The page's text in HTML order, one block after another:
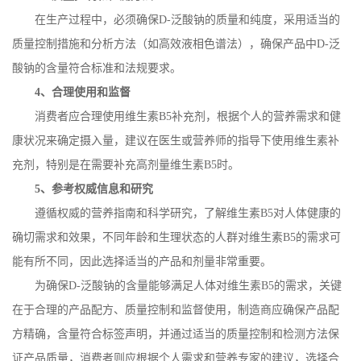
在生产过程中，必须确保D-泛酸钠的质量和纯度，采用适当的
质量控制措施和分析方法（如高效液相色谱法），确保产品中D-泛
酸钠的含量符合标准和法规要求。
4、合理使用和监督
消费者应合理使用维生素B5补充剂，根据个人的营养需求和健
康状况来确定摄入量，建议在医生或营养师的指导下使用维生素补
充剂，特别是在需要补充高剂量维生素B5时。
5、参考权威信息和研究
遵循权威的营养指南和科学研究，了解维生素B5对人体健康的
确切需求和效果，不同年龄和生理状态的人群对维生素B5的需求可
能有所不同，因此选择适当的产品和剂量非常重要。
为确保D-泛酸钠的含量能够满足人体对维生素B5的需求，关键
在于合理的产品配方、质量控制和监督使用，制造商应确保产品配
方精确，含量符合标签声明，并通过适当的质量控制和检测方法保
证产品质量，消费者则应根据个人需求和营养专家的建议，选择合